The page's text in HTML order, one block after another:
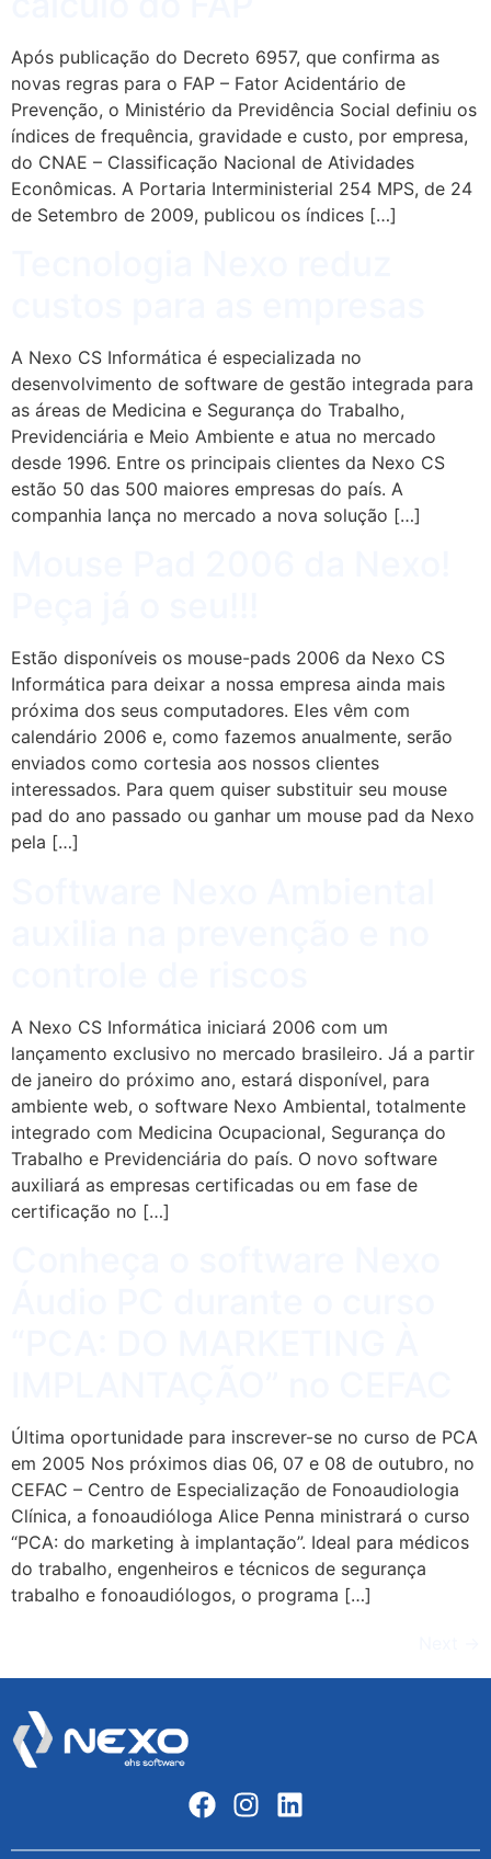
Após publicação do Decreto 6957, que confirma as
novas regras para o FAP – Fator Acidentário de
Prevenção, o Ministério da Previdência Social definiu os
índices de frequência, gravidade e custo, por empresa,
do CNAE – Classificação Nacional de Atividades
Econômicas. A Portaria Interministerial 254 MPS, de 24
de Setembro de 2009, publicou os índices […]
A Nexo CS Informática é especializada no
desenvolvimento de software de gestão integrada para
as áreas de Medicina e Segurança do Trabalho,
Previdenciária e Meio Ambiente e atua no mercado
desde 1996. Entre os principais clientes da Nexo CS
estão 50 das 500 maiores empresas do país. A
companhia lança no mercado a nova solução […]
Estão disponíveis os mouse-pads 2006 da Nexo CS
Informática para deixar a nossa empresa ainda mais
próxima dos seus computadores. Eles vêm com
calendário 2006 e, como fazemos anualmente, serão
enviados como cortesia aos nossos clientes
interessados. Para quem quiser substituir seu mouse
pad do ano passado ou ganhar um mouse pad da Nexo
pela […]
A Nexo CS Informática iniciará 2006 com um
lançamento exclusivo no mercado brasileiro. Já a partir
de janeiro do próximo ano, estará disponível, para
ambiente web, o software Nexo Ambiental, totalmente
integrado com Medicina Ocupacional, Segurança do
Trabalho e Previdenciária do país. O novo software
auxiliará as empresas certificadas ou em fase de
certificação no […]
Última oportunidade para inscrever-se no curso de PCA
em 2005 Nos próximos dias 06, 07 e 08 de outubro, no
CEFAC – Centro de Especialização de Fonoaudiologia
Clínica, a fonoaudióloga Alice Penna ministrará o curso
“PCA: do marketing à implantação”. Ideal para médicos
do trabalho, engenheiros e técnicos de segurança
trabalho e fonoaudiólogos, o programa […]